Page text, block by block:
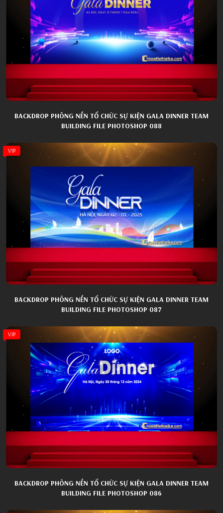
BACKDROP PHÔNG NỀN TỔ CHỨC SỰ KIỆN GALA DINNER TEAM
BUILDING FILE PHOTOSHOP 088
VIP
BACKDROP PHÔNG NỀN TỔ CHỨC SỰ KIỆN GALA DINNER TEAM
BUILDING FILE PHOTOSHOP 087
VIP
BACKDROP PHÔNG NỀN TỔ CHỨC SỰ KIỆN GALA DINNER TEAM
BUILDING FILE PHOTOSHOP 086